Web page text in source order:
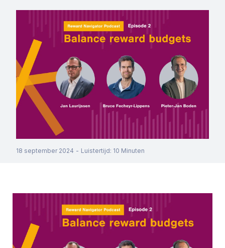
18 september 2024 - Luistertijd: 10 Minuten